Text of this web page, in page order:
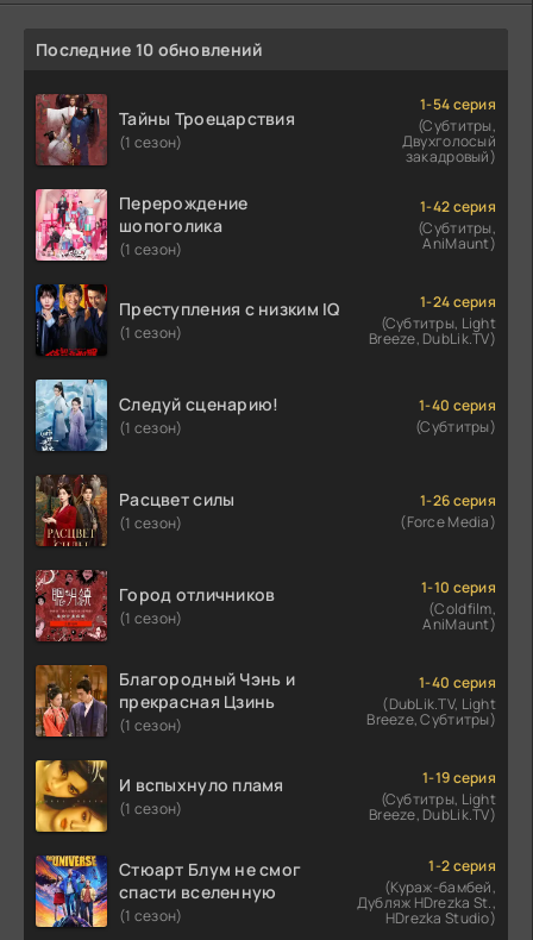
Последние 10 обновлений
Тайны Троецарствия
(1 сезон)
1-54 серия
(Субтитры,
Двухголосый
закадровый)
Перерождение
шопоголика
(1 сезон)
1-42 серия
(Субтитры,
AniMaunt)
Преступления с низким IQ
(1 сезон)
1-24 серия
(Субтитры, Light
Breeze, DubLik.TV)
Следуй сценарию!
(1 сезон)
1-40 серия
(Субтитры)
Расцвет силы
(1 сезон)
1-26 серия
(Force Media)
Город отличников
(1 сезон)
1-10 серия
(Coldfilm,
AniMaunt)
Благородный Чэнь и
прекрасная Цзинь
(1 сезон)
1-40 серия
(DubLik.TV, Light
Breeze, Субтитры)
И вспыхнуло пламя
(1 сезон)
1-19 серия
(Субтитры, Light
Breeze, DubLik.TV)
Стюарт Блум не смог
спасти вселенную
(1 сезон)
1-2 серия
(Кураж-бамбей,
Дубляж HDrezka St.,
HDrezka Studio)